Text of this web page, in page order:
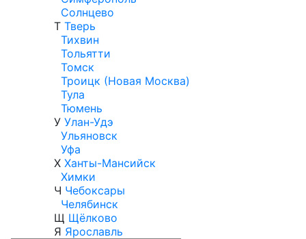
Солнцево
Т Тверь
Тихвин
Тольятти
Томск
Троицк (Новая Москва)
Тула
Тюмень
У Улан-Удэ
Ульяновск
Уфа
Х Ханты-Мансийск
Химки
Ч Чебоксары
Челябинск
Щ Щёлково
Я Ярославль